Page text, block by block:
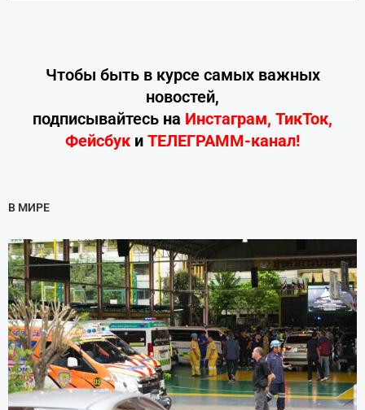
Чтобы быть в курсе самых важных
новостей,
подписывайтесь на Инстаграм, ТикТок,
Фейсбук и ТЕЛЕГРАММ-канал!
В МИРЕ